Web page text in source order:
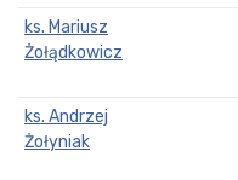
ks. Mariusz
Żołądkowicz
ks. Andrzej
Żołyniak